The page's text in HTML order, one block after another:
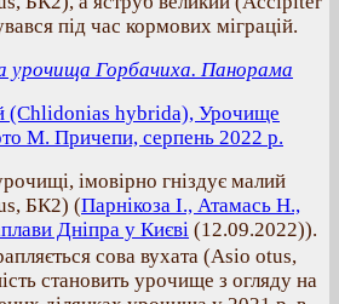
під час кормових міграцій.
урочища Горбачиха. Панорама
(Chlidonias hybrida), Урочище
М. Причепи, серпень 2022 р.
імовірно гніздує малий
БК2) (Парнікоза І., Атамась Н.,
Дніпра у Києві (12.09.2022)).
сова вухата (Asio otus,
становить урочище з огляду на